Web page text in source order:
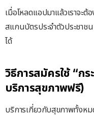
เมื่อโหลดแอปมาแล้วเราจะ
สแกนบัตรประจำตัวประชาช
ได้
วิธีการสมัครใช้ “กร
บริการสุขภาพฟรี)
บริการเกี่ยวกับสุขภาพทั้งหม